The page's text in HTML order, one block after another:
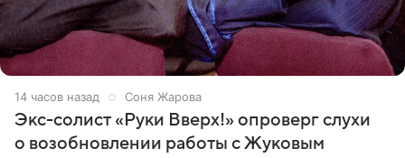
14 часов назад Соня Жарова
Экс-солист «Руки Вверх!» опроверг слухи
о возобновлении работы с Жуковым